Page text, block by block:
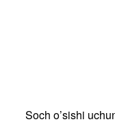
Soch o’sishi